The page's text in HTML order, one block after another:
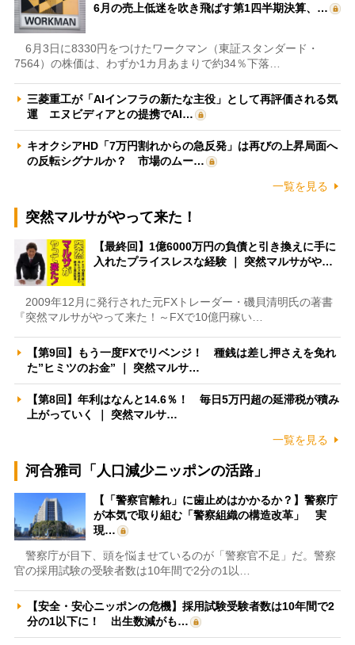
6月の売上低迷を吹き飛ばす第1四半期決算、…
6月3日に8330円をつけたワークマン（東証スタンダード・
7564）の株価は、わずか1カ月あまりで約34％下落…
三菱重工が「AIインフラの新たな主役」として再評価される気
運 エヌビディアとの提携でAI…
キオクシアHD「7万円割れからの急反発」は再びの上昇局面へ
の反転シグナルか？ 市場のムー…
一覧を見る
突然マルサがやって来た！
【最終回】1億6000万円の負債と引き換えに手に
入れたプライスレスな経験 ｜ 突然マルサがや…
2009年12月に発行された元FXトレーダー・磯貝清明氏の著書
『突然マルサがやって来た！～FXで10億円稼い…
【第9回】もう一度FXでリベンジ！ 種銭は差し押さえを免れ
た”ヒミツのお金” ｜ 突然マルサ…
【第8回】年利はなんと14.6％！ 毎日5万円超の延滞税が積み
上がっていく ｜ 突然マルサ…
一覧を見る
河合雅司「人口減少ニッポンの活路」
【「警察官離れ」に歯止めはかかるか？】警察庁
が本気で取り組む「警察組織の構造改革」 実
現…
警察庁が目下、頭を悩ませているのが「警察官不足」だ。警察
官の採用試験の受験者数は10年間で2分の1以…
【安全・安心ニッポンの危機】採用試験受験者数は10年間で2
分の1以下に！ 出生数減がも…